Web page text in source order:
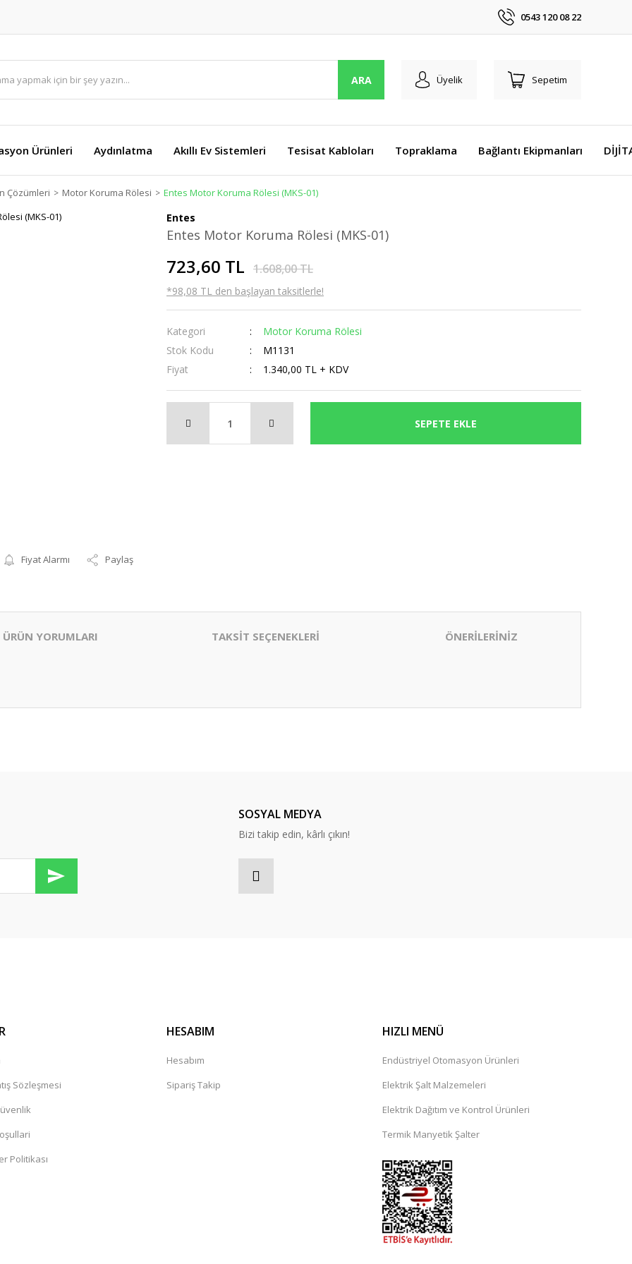
0543 120 08 22
ARA Üyelik Sepetim
Ürünleri Aydınlatma Akıllı Ev Sistemleri Tesisat Kabloları Topraklama Bağlantı Ekipmanları
Çözümleri Motor Koruma Rölesi Entes Motor Koruma Rölesi (MKS-01)
Fiyat Alarmı Paylaş
Entes
Entes Motor Koruma Rölesi (MKS-01)
723,60 TL 1.608,00 TL
*98,08 TL den başlayan taksitlerle!
Kategori
Motor Koruma Rölesi
Stok Kodu
M1131
Fiyat
1.340,00 TL + KDV
SEPETE EKLE
ÜRÜN YORUMLARI TAKSİT SEÇENEKLERİ ÖNERİLERİNİZ
SOSYAL MEDYA
Bizi takip edin, kârlı çıkın!
Sözleşmesi
Politikası
HESABIM
Hesabım
Sipariş Takip
HIZLI MENÜ
Endüstriyel Otomasyon Ürünleri
Elektrik Şalt Malzemeleri
Elektrik Dağıtım ve Kontrol Ürünleri
Termik Manyetik Şalter